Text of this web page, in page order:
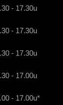
- 17.30u
- 17.30u
- 17.30u
- 17.00u
- 17.00u*